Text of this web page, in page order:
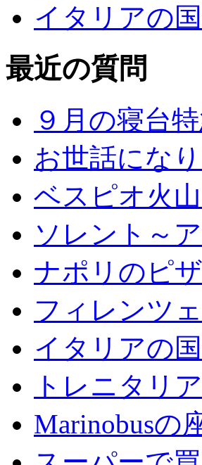
イタリアの
最近の質問
９月の寝台
お世話にな
ベスピオ火
ソレント～
ナポリのピ
フィレンツ
イタリアの
トレニタリ
Marinobusの